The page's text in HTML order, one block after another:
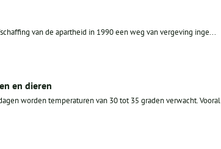
van de apartheid in 1990 een weg van vergeving inge...
en dieren
worden temperaturen van 30 tot 35 graden verwacht. Vooral